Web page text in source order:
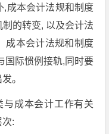
,成本会计法规和制度
的转变, 以及会计法
成本会计法规和制度
国际惯例接轨,同时要
。
与成本会计工作有关
: